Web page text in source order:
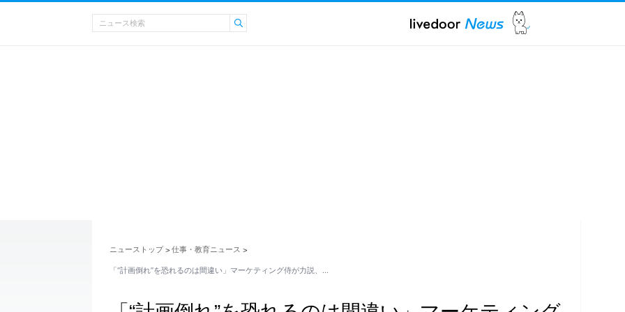
ニューストップ > 仕事・教育ニュース >
「“計画倒れ”を恐れるのは間違い」マーケティング侍が力説、…